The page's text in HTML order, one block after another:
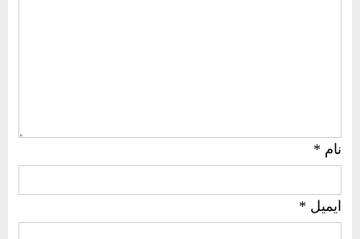
نام *
ایمیل *